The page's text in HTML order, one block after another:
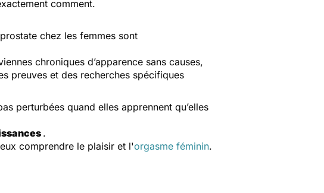
comment.
chez les femmes sont
chroniques d’apparence sans causes,
preuves et des recherches spécifiques
perturbées quand elles apprennent qu’elles
.
comprendre le plaisir et l'orgasme féminin.